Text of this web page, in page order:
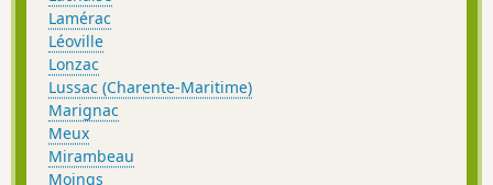
Lamérac
Léoville
Lonzac
Lussac (Charente-Maritime)
Marignac
Meux
Mirambeau
Moings